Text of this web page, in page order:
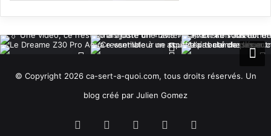
© Copyright 2026 ca-sert-a-quoi.com, tous droits réservés. Un
blog créé par Julien Gomez
Facebook YouTube